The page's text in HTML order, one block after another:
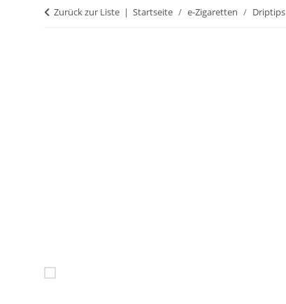
Zurück zur Liste Startseite e-Zigaretten Driptips